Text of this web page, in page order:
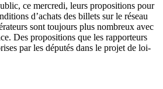
ce mercredi, leurs propositions pour
d’achats des billets sur le réseau
sont toujours plus nombreux avec
Des propositions que les rapporteurs
par les députés dans le projet de loi-